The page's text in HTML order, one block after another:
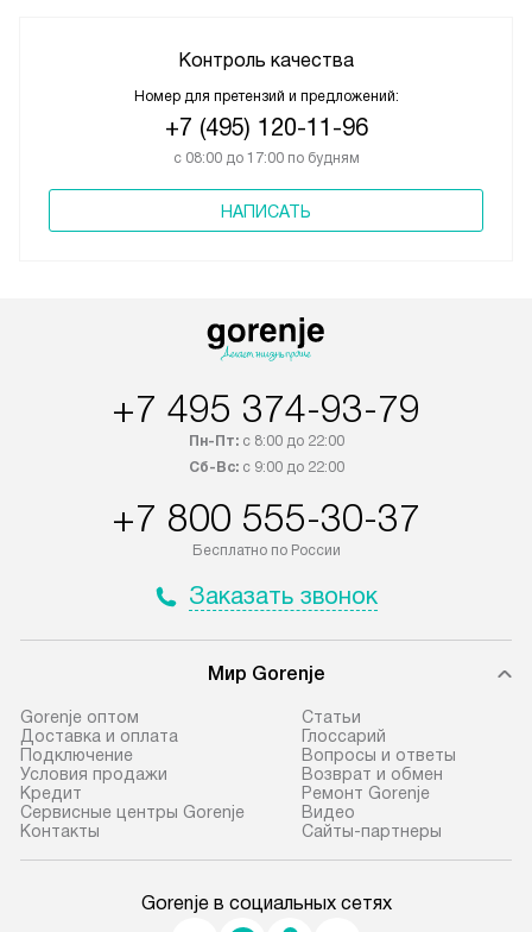
Контроль качества
Номер для претензий и предложений:
+7 (495) 120-11-96
с 08:00 до 17:00 по будням
НАПИСАТЬ
+7 495 374-93-79
Пн-Пт:с 8:00 до 22:00
Сб-Вс:с 9:00 до 22:00
+7 800 555-30-37
Бесплатно по России
Заказать звонок
Мир Gorenje
Gorenje оптом
Доставка и оплата
Подключение
Условия продажи
Кредит
Сервисные центры Gorenje
Контакты
Cтатьи
Глоссарий
Вопросы и ответы
Возврат и обмен
Ремонт Gorenje
Видео
Сайты-партнеры
Gorenje в социальных сетях